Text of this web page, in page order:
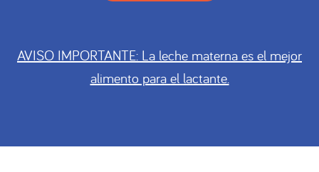
AVISO IMPORTANTE: La leche materna es el mejor
alimento para el lactante.